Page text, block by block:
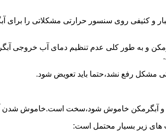
و کثیفی روی سنسور حرارتی مشکلاتی را برای
و به طور کلی عدم تنظیم دمای آب خروجی
مشکل رفع نشد،حتما باید تعویض شود.
و آبگرمکن خاموش شود،سخت است.خاموش شدن
های زیر بسیار محتمل است: